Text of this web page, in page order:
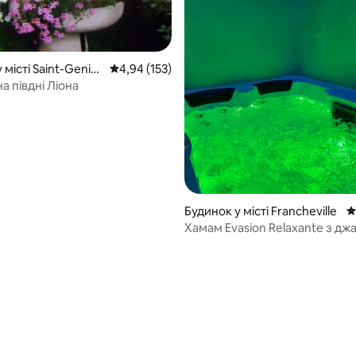
Saint-Genis-
Середня оцінка: 4,94 з 5, відгуки: 153
4,94 (153)
півдні Ліона
Будинок у місті Francheville
Хамам Evasion Relaxante з